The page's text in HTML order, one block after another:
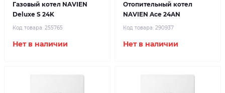
Газовый котел NAVIEN
Deluxe S 24K
Код товара: 255765
Нет в наличии
Отопительный котел
NAVIEN Ace 24AN
Код товара: 290937
Нет в наличии